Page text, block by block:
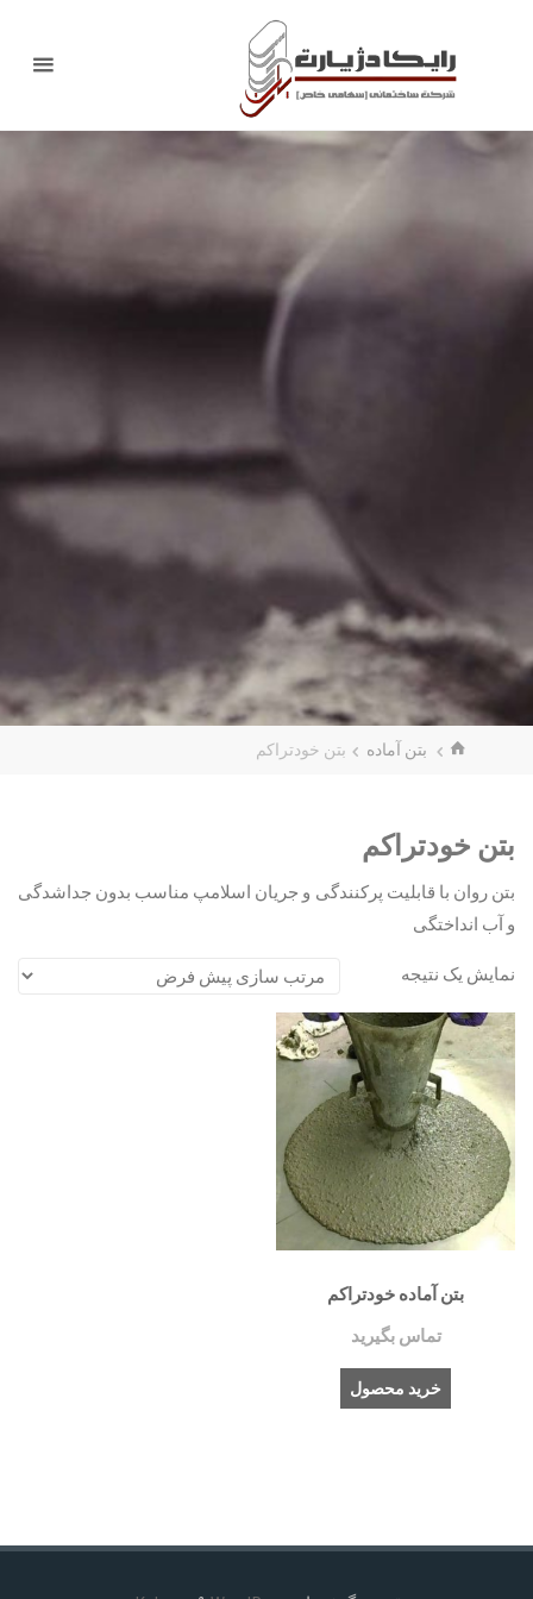
بتن آماده بتن خودتراکم
بتن خودتراکم
بتن روان با قابلیت پرکنندگی و جریان اسلامپ مناسب بدون جداشدگی
و آب انداختگی
نمایش یک نتیجه
بتن آماده خودتراکم
تماس بگیرید
خرید محصول